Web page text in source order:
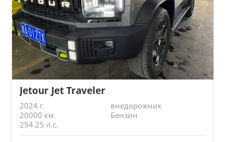
Jetour Jet Traveler
2024 г.
внедорожник
20000 км.
Бензин
254.25 л.с.